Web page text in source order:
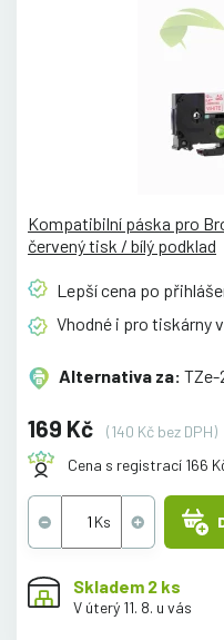
Kompatibilní páska pro
červený tisk / bílý podklad
Lepší cena po
Vhodné i pro tiskárny v
Alternativa za: TZe-
169 Kč
(140 Kč bez DPH)
Cena s registrací 166
Skladem 2 ks
V úterý 11. 8. u vás